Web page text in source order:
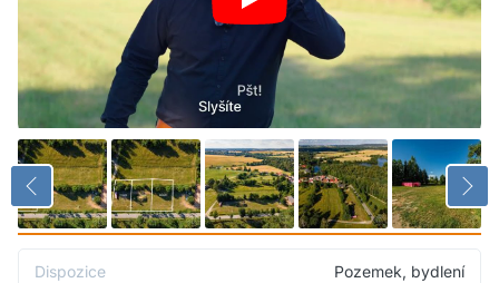
Dispozice Pozemek, bydlení